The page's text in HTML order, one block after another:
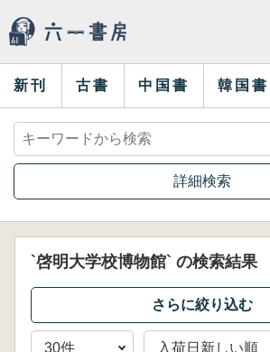
新刊 古書 中国書 韓国書
詳細検索
`啓明大学校博物館` の検索結果